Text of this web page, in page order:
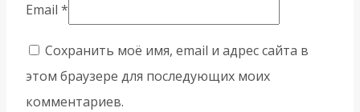
Email *
Сохранить моё имя, email и адрес сайта в
этом браузере для последующих моих
комментариев.